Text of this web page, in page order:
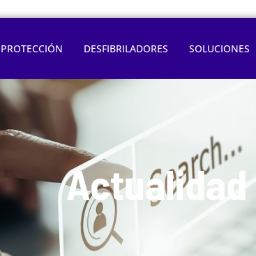
DESFIBRILADORES SOLUCIONES
Actualidad